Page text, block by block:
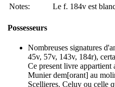
Notes:
Le f. 184v est
Possesseurs
Nombreuses signatures
45v, 57v, 143v, 184r),
Ce present livre appartient
Munier dem[orant] au
Scellieres. Celuy ou celle